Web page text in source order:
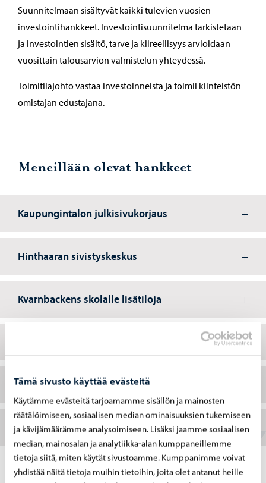
Tämä sivusto käyttää evästeitä
Käytämme evästeitä tarjoamamme sisällön ja mainosten
räätälöimiseen, sosiaalisen median ominaisuuksien tukemiseen
ja kävijämäärämme analysoimiseen. Lisäksi jaamme sosiaalisen
median, mainosalan ja analytiikka-alan kumppaneillemme
tietoja siitä, miten käytät sivustoamme. Kumppanimme voivat
yhdistää näitä tietoja muihin tietoihin, joita olet antanut heille
Suunnitelmaan sisältyvät kaikki tulevien vuosien
investointihankkeet. Investointisuunnitelma tarkistetaan
ja investointien sisältö, tarve ja kiireellisyys arvioidaan
vuosittain talousarvion valmistelun yhteydessä.
Toimitilajohto vastaa investoinneista ja toimii kiinteistön
omistajan edustajana.
Meneillään olevat hankkeet
Kaupungintalon julkisivukorjaus
Hinthaaran sivistyskeskus
Kvarnbackens skolalle lisätiloja
Peipon koulu
Vellamo-lisärakennuksen väestönsuoja